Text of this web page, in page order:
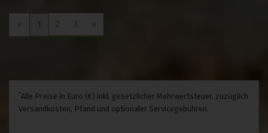
1 2 3 »
*Alle Preise in Euro (€) inkl. gesetzlicher Mehrwertsteuer, zuzüglich
Versandkosten, Pfand und optionaler Servicegebühren.